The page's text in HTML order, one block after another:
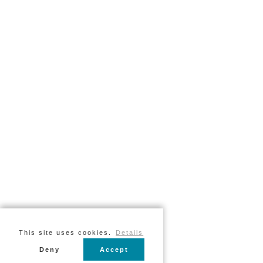
This site uses cookies. Details
Deny Accept